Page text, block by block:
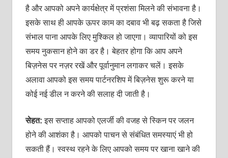
है और आपको अपने कार्यक्षेत्र में प्रशंसा मिलने की संभावना है।
इसके साथ ही आपके ऊपर काम का दबाव भी बढ़ सकता है जिसे
संभाल पाना आपके लिए मुश्किल हो जाएगा। व्‍यापारियों को इस
समय नुकसान होने का डर है। बेहतर होगा कि आप अपने
बिज़नेस पर नज़र रखें और पूर्वानुमान लगाकर चलें। इसके
अलावा आपको इस समय पार्टनरशिप में बिज़नेस शुरू करने या
कोई नई डील न करने की सलाह दी जाती है।
सेहत:इस सप्‍ताह आपको एलर्जी की वजह से स्किन पर जलन
होने की आशंका है। आपको पाचन से संबंधित समस्‍याएं भी हो
सकती हैं। स्‍वस्‍थ रहने के लिए आपको समय पर खाना खाने की